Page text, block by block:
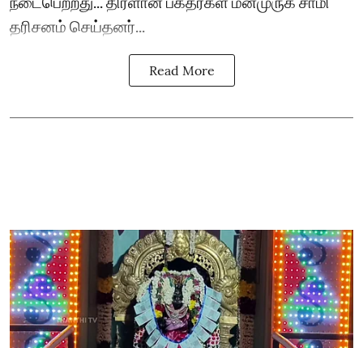
தரிசனம் செய்தனர்...
Read More